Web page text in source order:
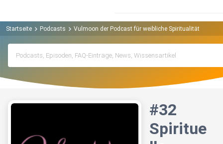
Startseite Podcasts Vulmoon der Podcast für weibliche Spiritualität Podcast
#32
Spiritue